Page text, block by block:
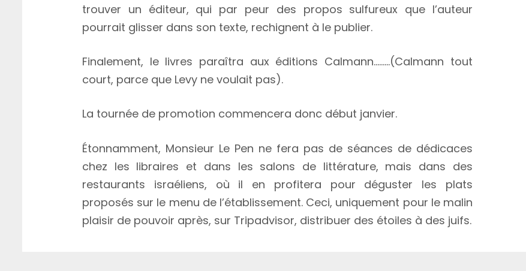
trouver un éditeur, qui par peur des propos sulfureux que l’auteur
pourrait glisser dans son texte, rechignent à le publier.
Finalement, le livres paraîtra aux éditions Calmann………(Calmann tout
court, parce que Levy ne voulait pas).
La tournée de promotion commencera donc début janvier.
Étonnamment, Monsieur Le Pen ne fera pas de séances de dédicaces
chez les libraires et dans les salons de littérature, mais dans des
restaurants israéliens, où il en profitera pour déguster les plats
proposés sur le menu de l’établissement. Ceci, uniquement pour le malin
plaisir de pouvoir après, sur Tripadvisor, distribuer des étoiles à des juifs.